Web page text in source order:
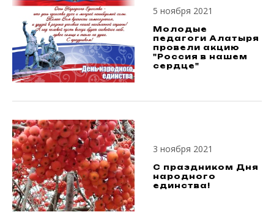
5 ноября 2021
Молодые
педагоги Алатыря
провели акцию
"Россия в нашем
сердце"
3 ноября 2021
С праздником Дня
народного
единства!